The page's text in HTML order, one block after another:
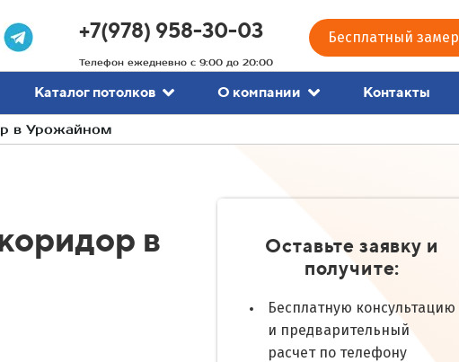
+7(978) 958-30-03
Телефон ежедневно с 9:00 до 20:00
Бесплатный замер
Каталог потолков О компании Контакты
в Урожайном
в
Оставьте заявку и
получите:
Бесплатную консультацию
и предварительный
расчет по телефону